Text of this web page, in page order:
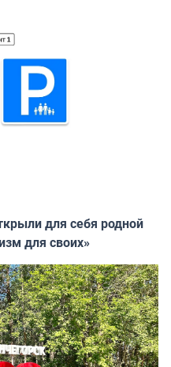
для себя родной
для своих»